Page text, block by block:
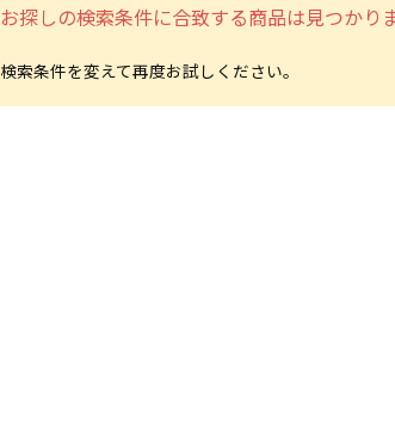
お探しの検索条件に合致する商品は見つかり